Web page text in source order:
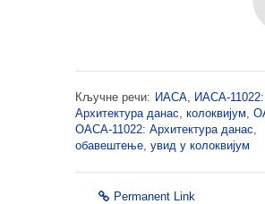
Кључне речи: ИАСА, ИАСА-11022:
Архитектура данас, колоквијум,
ОАСА-11022: Архитектура данас,
обавештење, увид у колоквијум
Permanent Link